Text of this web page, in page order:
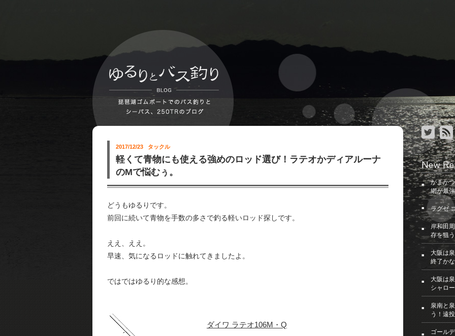
2017/12/23 タックル
軽くて青物にも使える強めのロッド選び！ラテオかディアルーナ
のMで悩むぅ。
どうもゆるりです。
前回に続いて青物を手数の多さで釣る軽いロッド探しです。
ええ、ええ。
早速、気になるロッドに触れてきましたよ。
ではではゆるり的な感想。
ダイワ ラテオ106M・Q
New
がまか
網が最
ラグゼ
岸和田
存を狙
大阪は
終了か
大阪は
シャロ
泉南と
う！遠
ゴール